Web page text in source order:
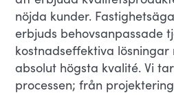
nöjda kunder.
erbjuds behovsanpassade
kostnadseffektiva
absolut högsta kvalité. Vi
processen; från